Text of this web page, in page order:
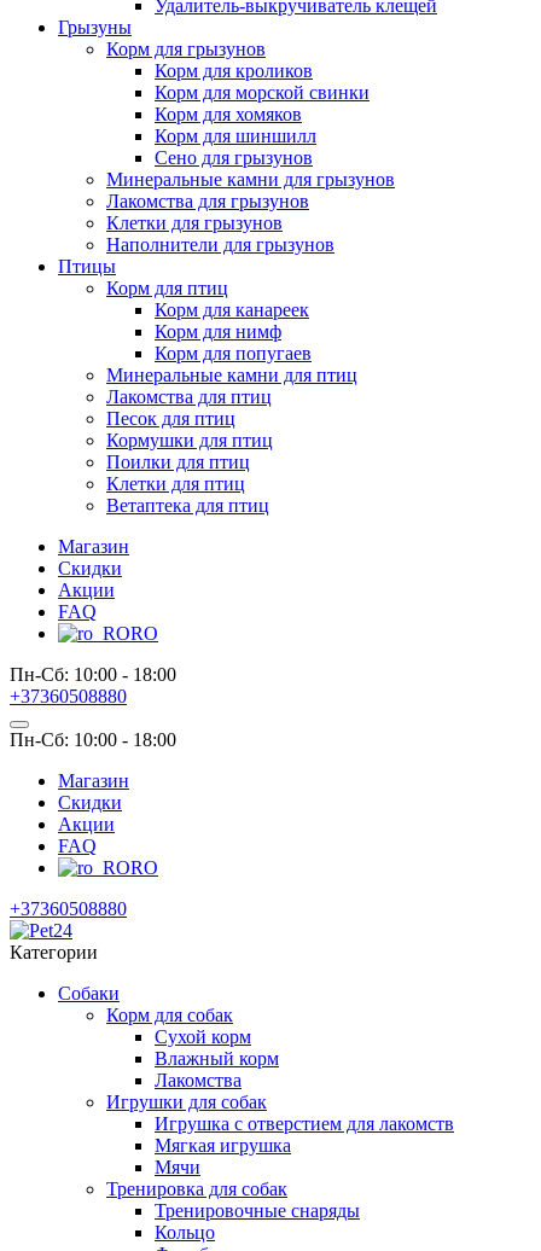
Удалитель-выкручиватель клещей
Грызуны
Корм для грызунов
Корм для кроликов
Корм для морской свинки
Корм для хомяков
Корм для шиншилл
Сено для грызунов
Минеральные камни для грызунов
Лакомства для грызунов
Клетки для грызунов
Наполнители для грызунов
Птицы
Корм для птиц
Корм для канареек
Корм для нимф
Корм для попугаев
Минеральные камни для птиц
Лакомства для птиц
Песок для птиц
Кормушки для птиц
Поилки для птиц
Клетки для птиц
Ветаптека для птиц
Магазин
Скидки
Акции
FAQ
RO
Пн-Сб: 10:00 - 18:00
+37360508880
Пн-Сб: 10:00 - 18:00
Магазин
Скидки
Акции
FAQ
RO
+37360508880
Категории
Собаки
Корм для собак
Сухой корм
Влажный корм
Лакомства
Игрушки для собак
Игрушка с отверстием для лакомств
Мягкая игрушка
Мячи
Тренировка для собак
Тренировочные снаряды
Кольцо